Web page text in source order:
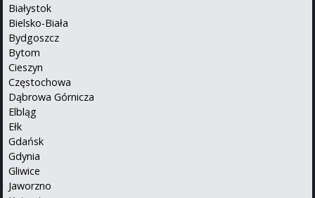
Białystok
Bielsko-Biała
Bydgoszcz
Bytom
Cieszyn
Częstochowa
Dąbrowa Górnicza
Elbląg
Ełk
Gdańsk
Gdynia
Gliwice
Jaworzno